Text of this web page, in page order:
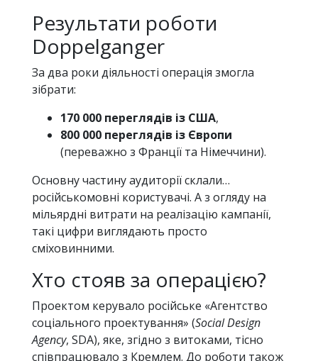
Результати роботи
Doppelganger
За два роки діяльності операція змогла
зібрати:
170 000 переглядів із США,
800 000 переглядів із Європи
(переважно з Франції та Німеччини).
Основну частину аудиторії склали…
російськомовні користувачі. А з огляду на
мільярдні витрати на реалізацію кампанії,
такі цифри виглядають просто
сміховинними.
Хто стояв за операцією?
Проектом керувало російське «Агентство
соціального проектування» (Social Design
Agency, SDA), яке, згідно з витоками, тісно
співпрацювало з Кремлем. До роботи також